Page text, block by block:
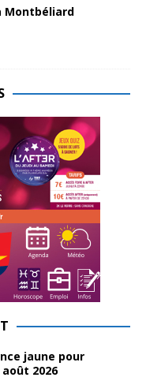
Montbéliard
jaune pour
2026